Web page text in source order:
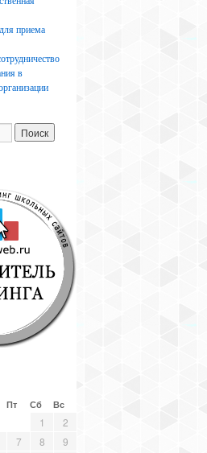
приема
в
Пт Сб Вс
1
2
7 8
9